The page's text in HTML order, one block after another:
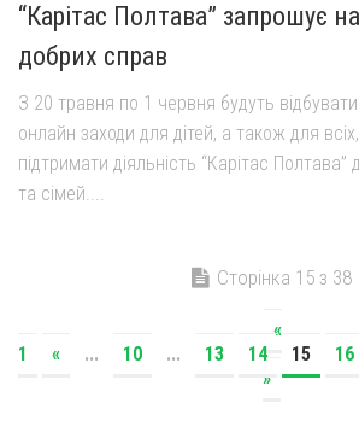
“Карітас Полтава” запрошує
добрих справ
З 20 травня по 1 червня будуть
онлайн заходи для дітей, а також для
підтримати діяльність “Карітас Полтава”
та сімей....
Сторінка 15 з 38
«
1
« ... 10 ... 13 14 15 16
»